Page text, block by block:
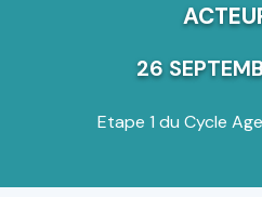
26
Etape 1 du Cycle